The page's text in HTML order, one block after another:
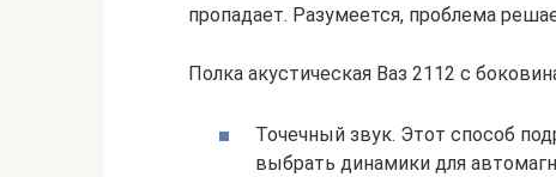
пропадает. Разумеется, проблема
Полка акустическая Ваз 2112 с
Точечный звук. Этот способ
выбрать динамики для